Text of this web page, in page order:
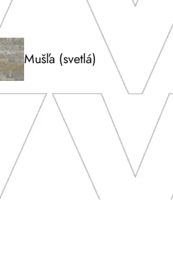
Mušľa (svetlá)